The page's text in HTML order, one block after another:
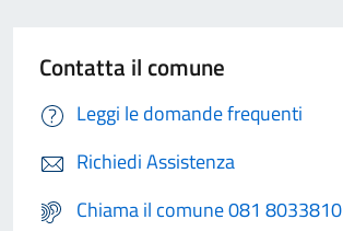
Contatta il comune
Leggi le domande frequenti
Richiedi Assistenza
Chiama il comune 081 8033810